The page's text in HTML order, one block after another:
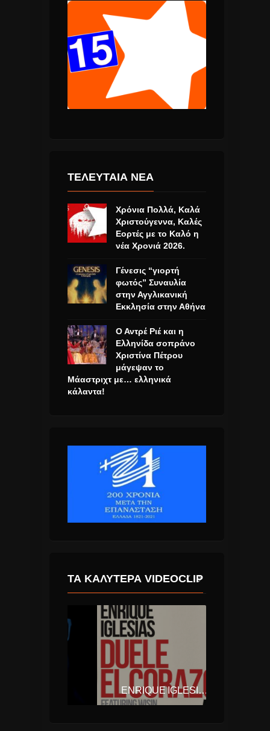
ΤΕΛΕΥΤΑΙΑ ΝΕΑ
Χρόνια Πολλά, Καλά
Χριστούγεννα, Καλές
Εορτές με το Καλό η
νέα Χρονιά 2026.
Γένεσις “γιορτή
φωτός” Συναυλία
στην Αγγλικανική
Εκκλησία στην Αθήνα
Ο Αντρέ Ριέ και η
Ελληνίδα σοπράνο
Χριστίνα Πέτρου
μάγεψαν το
Μάαστριχτ με… ελληνικά
κάλαντα!
ΤΑ ΚΑΛΎΤΕΡΑ VIDEOCLIP
ENRIQUE IGLESIAS – DUELE EL CORAZON (FT. WISIN)